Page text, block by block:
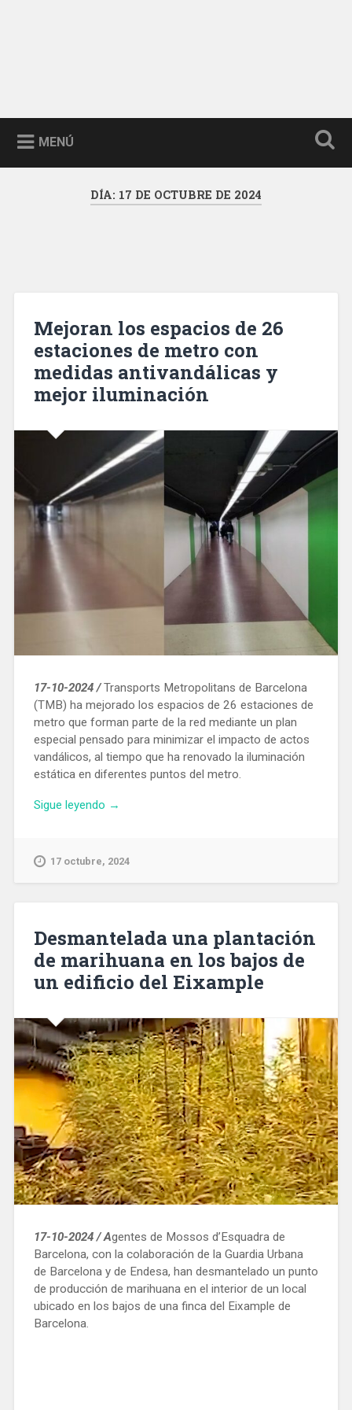
MENÚ
DÍA: 17 DE OCTUBRE DE 2024
Mejoran los espacios de 26
estaciones de metro con
medidas antivandálicas y
mejor iluminación
17-10-2024 /Transports Metropolitans de Barcelona
(TMB) ha mejorado los espacios de 26 estaciones de
metro que forman parte de la red mediante un plan
especial pensado para minimizar el impacto de actos
vandálicos, al tiempo que ha renovado la iluminación
estática en diferentes puntos del metro.
Sigue leyendo «Mejoran
de
con
medidas
antivandálicas
iluminación»
→
17 octubre, 2024
Desmantelada una plantación
de marihuana en los bajos de
un edificio del Eixample
17-10-2024 / Agentes de Mossos d’Esquadra de
Barcelona, con la colaboración de la Guardia Urbana
de Barcelona y de Endesa, han desmantelado un punto
de producción de marihuana en el interior de un local
ubicado en los bajos de una finca del Eixample de
Barcelona.